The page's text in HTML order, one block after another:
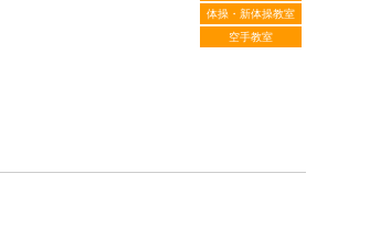
体操・新体操教室
空手教室